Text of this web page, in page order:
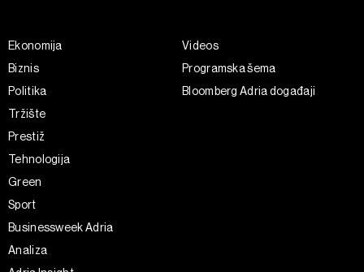
Ekonomija
Biznis
Politika
Tržište
Prestiž
Tehnologija
Green
Sport
Businessweek Adria
Analiza
Videos
Programska šema
Bloomberg Adria događaji